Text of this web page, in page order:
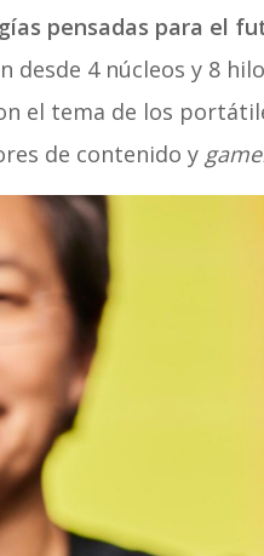
pensadas para el
desde 4 núcleos y 8
el tema de los
de contenido y